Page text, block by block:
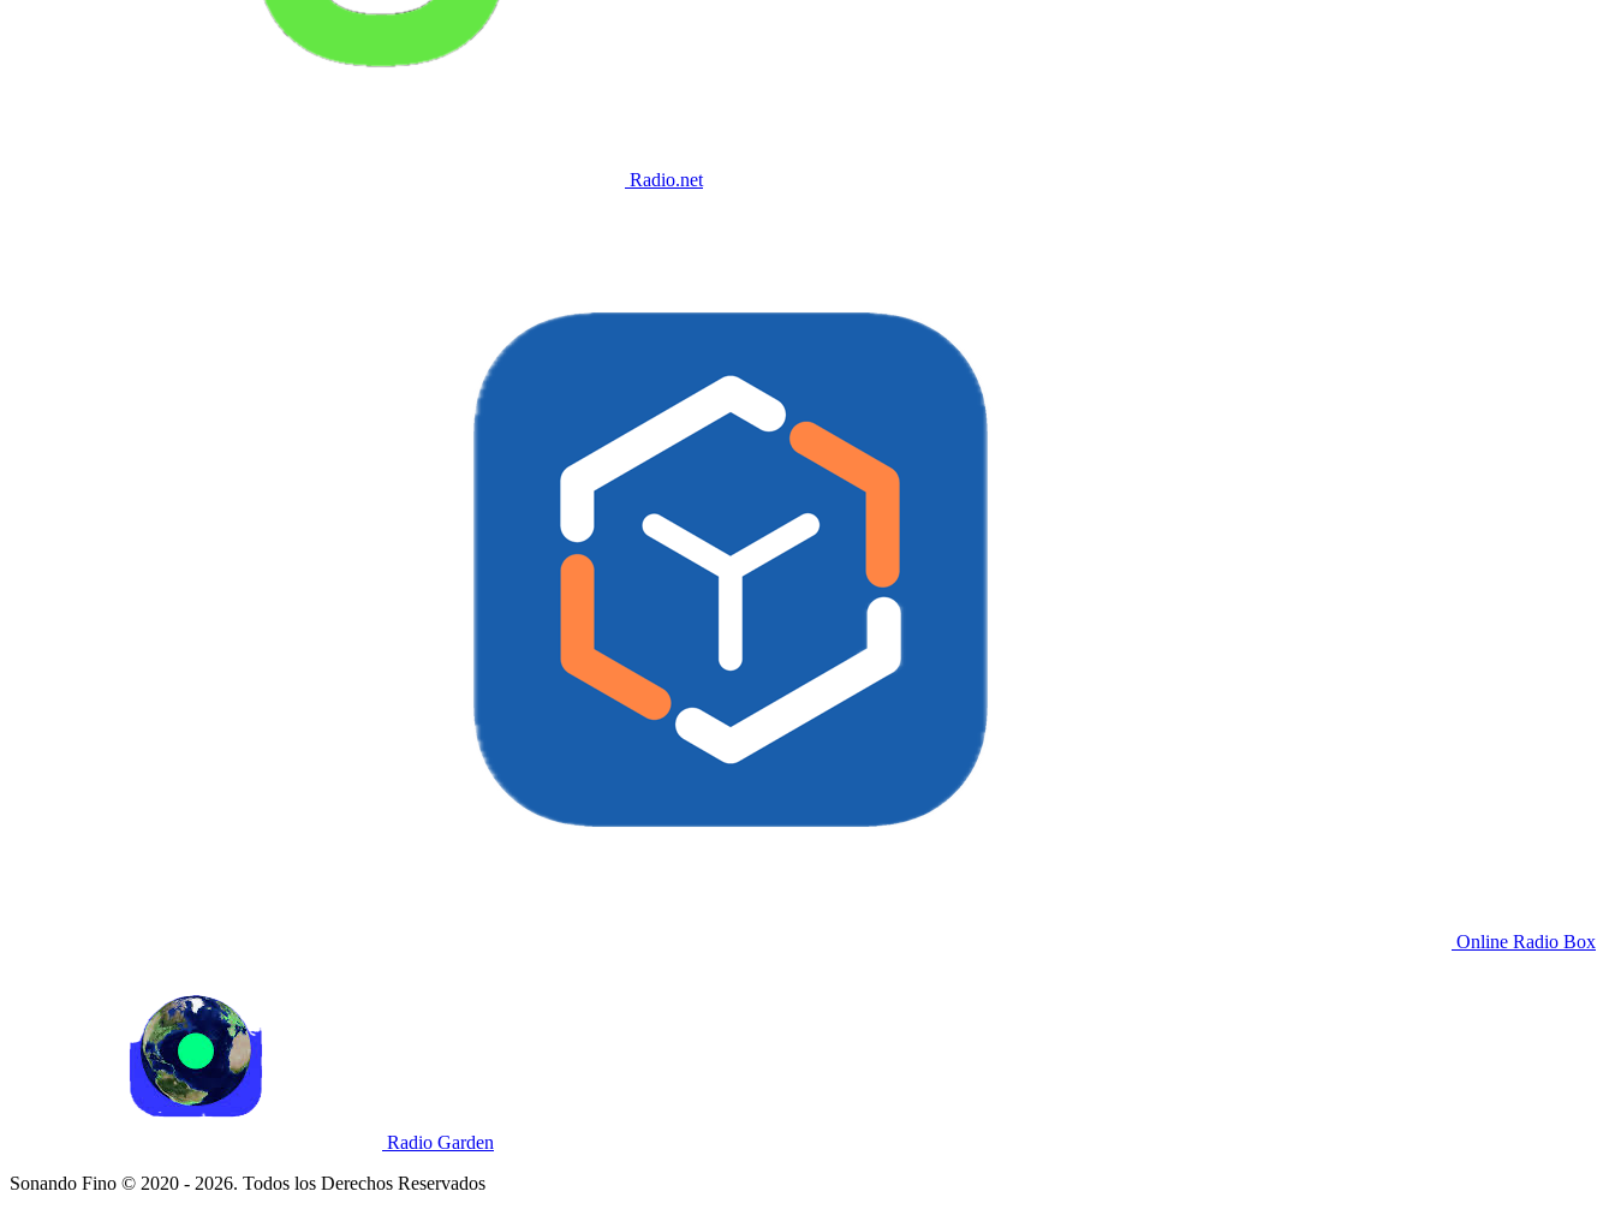
Radio.net
Online Radio Box
Radio Garden
Sonando Fino © 2020 - 2026. Todos los Derechos Reservados